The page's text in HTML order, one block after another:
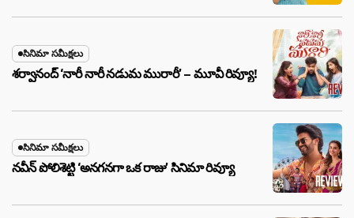
సినిమా సమీక్షలు
శర్వానంద్ ‘నారీ నారీ నడుమ మురారీ’ – మూవీ రివ్యూ!
సినిమా సమీక్షలు
నవీన్ పోలిశెట్టి ‘అనగనగా ఒక రాజు’ సినిమా రివ్యూ